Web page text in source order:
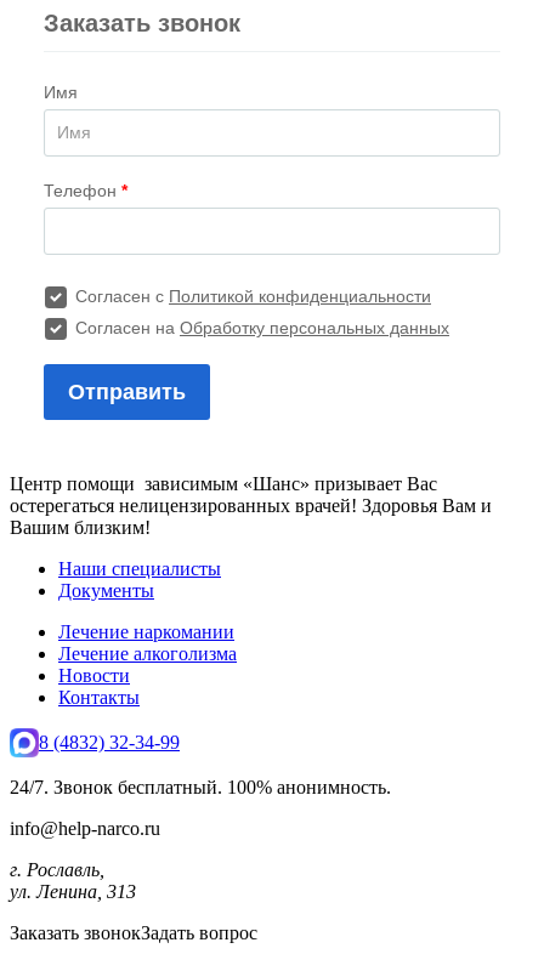
Центр помощи зависимым «Шанс» призывает Вас
остерегаться нелицензированных врачей! Здоровья Вам и
Вашим близким!
Наши специалисты
Документы
Лечение наркомании
Лечение алкоголизма
Новости
Контакты
8 (4832) 32-34-99
24/7. Звонок бесплатный. 100% анонимность.
info@help-narco.ru
г. Рославль,
ул. Ленина, 313
Заказать звонокЗадать вопрос